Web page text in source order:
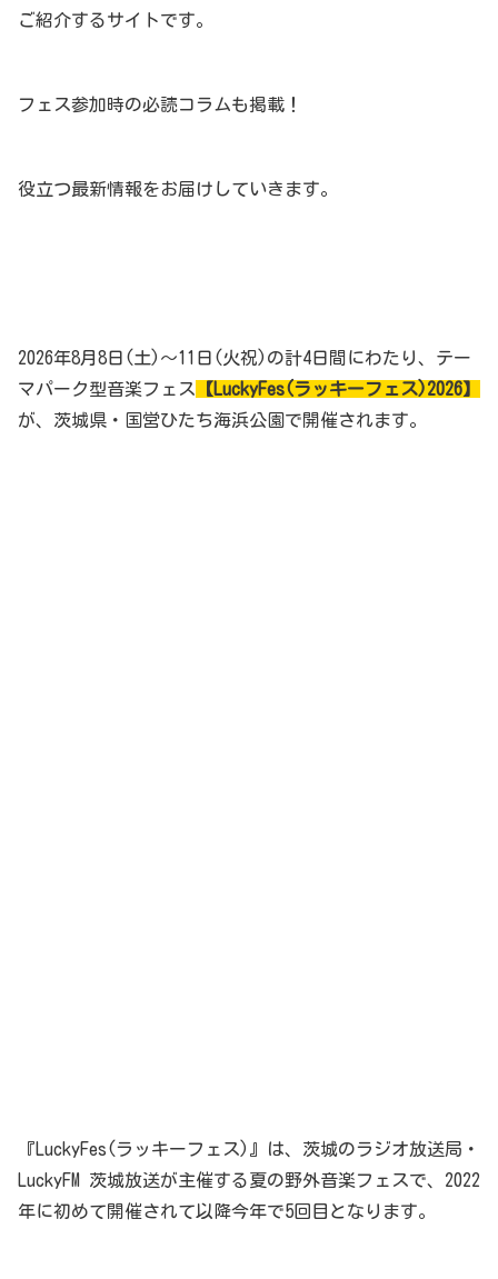
ご紹介するサイトです。
フェス参加時の必読コラムも掲載！
役立つ最新情報をお届けしていきます。
2026年8月8日(土)～11日(火祝)の計4日間にわたり、テー
マパーク型音楽フェス
【LuckyFes(ラッキーフェス)2026】
が、茨城県・国営ひたち海浜公園で開催されます。
『LuckyFes(ラッキーフェス)』は、茨城のラジオ放送局・
LuckyFM 茨城放送が主催する夏の野外音楽フェスで、2022
年に初めて開催されて以降今年で5回目となります。